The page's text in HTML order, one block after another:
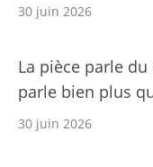
30 juin 2026
La pièce parle
parle bien plus
30 juin 2026